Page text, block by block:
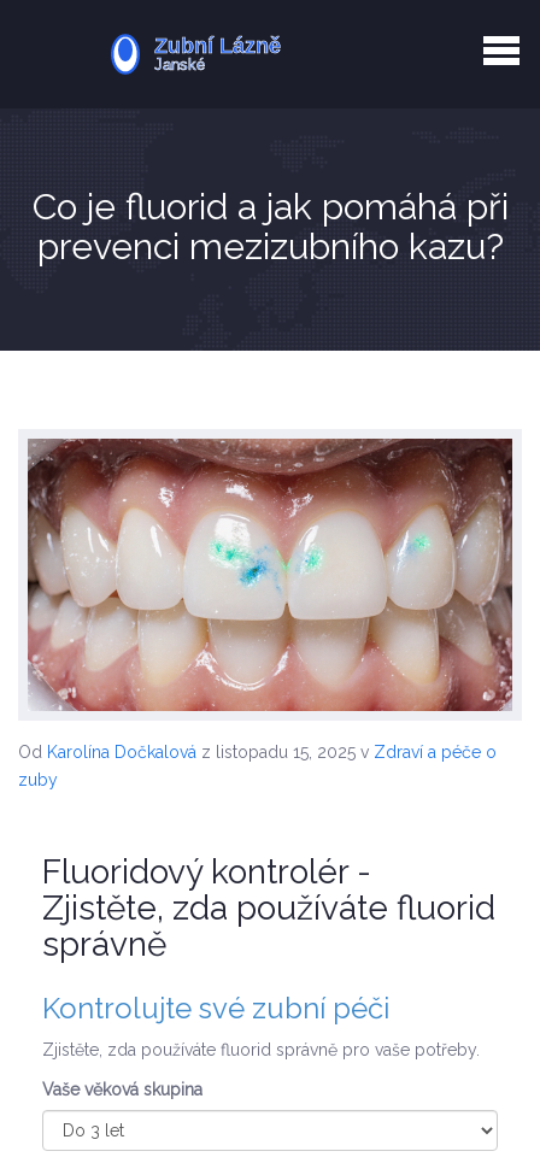
Zotavení po extrakci
Co je fluorid a jak pomáhá při
prevenci mezizubního kazu?
Od Karolína Dočkalová z listopadu 15, 2025 v Zdraví a péče o
zuby
Fluoridový kontrolér -
Zjistěte, zda používáte fluorid
správně
Kontrolujte své zubní péči
Zjistěte, zda používáte fluorid správně pro vaše potřeby.
Vaše věková skupina